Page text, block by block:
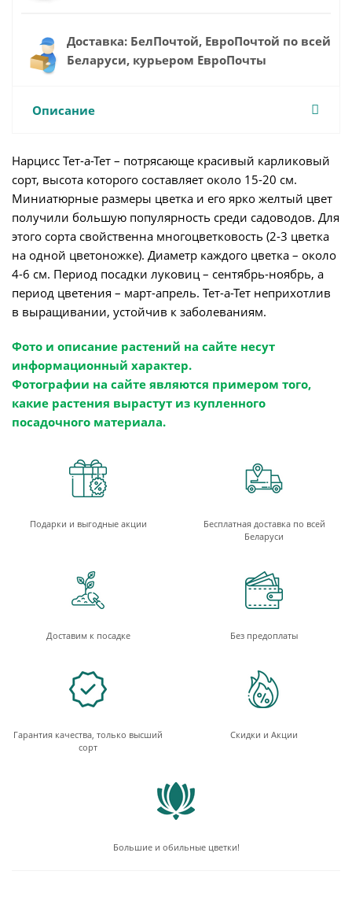
Доставка: БелПочтой, ЕвроПочтой по всей
Беларуси, курьером ЕвроПочты
Описание
Нарцисс Тет-а-Тет – потрясающе красивый карликовый
сорт, высота которого составляет около 15-20 см.
Миниатюрные размеры цветка и его ярко желтый цвет
получили большую популярность среди садоводов. Для
этого сорта свойственна многоцветковость (2-3 цветка
на одной цветоножке). Диаметр каждого цветка – около
4-6 см. Период посадки луковиц – сентябрь-ноябрь, а
период цветения – март-апрель. Тет-а-Тет неприхотлив
в выращивании, устойчив к заболеваниям.
Фото и описание растений на сайте несут
информационный характер.
Фотографии на сайте являются примером того,
какие растения вырастут из купленного
посадочного материала.
Подарки и выгодные акции
Бесплатная доставка по всей
Беларуси
Доставим к посадке Без предоплаты
Гарантия качества, только высший
сорт
Скидки и Акции
Большие и обильные цветки!